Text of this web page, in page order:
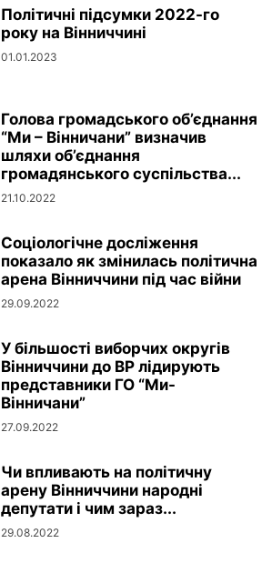
Політичні підсумки 2022-го
року на Вінниччині
01.01.2023
Голова громадського об’єднання
“Ми – Вінничани” визначив
шляхи об’єднання
громадянського суспільства...
21.10.2022
Соціологічне досліження
показало як змінилась політична
арена Вінниччини під час війни
29.09.2022
У більшості виборчих округів
Вінниччини до ВР лідирують
представники ГО “Ми-
Вінничани”
27.09.2022
Чи впливають на політичну
арену Вінниччини народні
депутати і чим зараз...
29.08.2022